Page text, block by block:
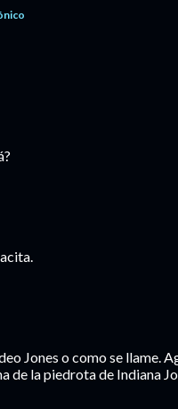
Jones o como se llame.
de la piedrota de Indiana